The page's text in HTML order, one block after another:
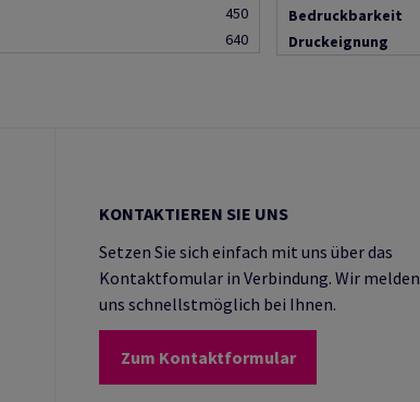
450
640
Bedruckbarkeit
Druckeignung
KONTAKTIEREN SIE UNS
Setzen Sie sich einfach mit uns über das
Kontaktfomular in Verbindung. Wir melden
uns schnellstmöglich bei Ihnen.
Zum Kontaktformular